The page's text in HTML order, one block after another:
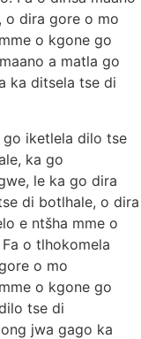
o dira gore o mo
o kgone go
a matla go
ka ditsela tse di
go iketlela dilo tse
ka go
le ka go dira
di botlhale, o dira
e ntšha mme o
o tlhokomela
o mo
o kgone go
tse di
jwa gago ka